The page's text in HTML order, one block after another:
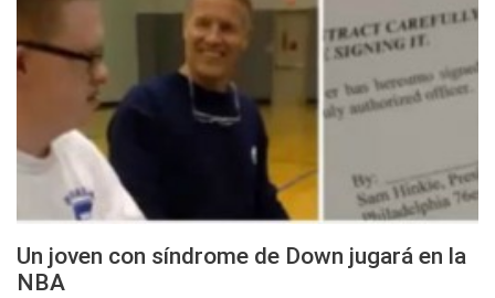
Un joven con síndrome de Down jugará en la
NBA